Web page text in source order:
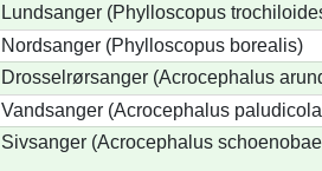
Lundsanger (Phylloscopus
Nordsanger (Phylloscopus borealis)
Drosselrørsanger (Acrocephalus
Vandsanger (Acrocephalus
Sivsanger (Acrocephalus